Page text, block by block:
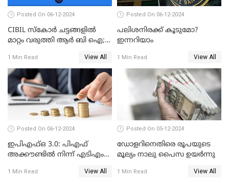
Posted On 06-12-2024
CIBIL സ്കോർ ചട്ടങ്ങളിൽ
മാറ്റം വരുത്തി ആർ ബി ഐ;
ലോൺ എടുത്തവരും
അറിഞ്ഞിരിക്കേണ്ട
കാര്യങ്ങൾ
1 Min Read View All
Posted On 06-12-2024
പലിശനിരക്ക് കൂടുമോ?
ഇന്നറിയാം
1 Min Read View All
Posted On 06-12-2024
ഇപിഎഫ്ഒ 3.0: പിഎഫ്
അക്കൗണ്ടിൽ നിന്ന് എടിഎം
1 Min Read View All
Posted On 05-12-2024
ഡോളറിനെതിരെ രൂപയുടെ
മൂല്യം നാലു പൈസ ഉയര്‍ന്നു
1 Min Read View All